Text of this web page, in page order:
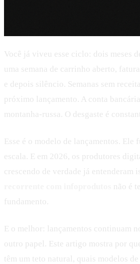
Você já viveu esse ciclo: dois meses
uma semana de carrinho aberto,
e depois silêncio. Semanas sem
próximo lançamento. A conta
montanha-russa. O desgaste é
Esse é o modelo de lançamentos. Ele
escala. E em 2026, os produtores
crescendo de verdade já entenderam
não é
fundamento.
E o melhor: lançamentos continuam
outro papel. Este artigo mostra por
têm um teto natural, quais modelos